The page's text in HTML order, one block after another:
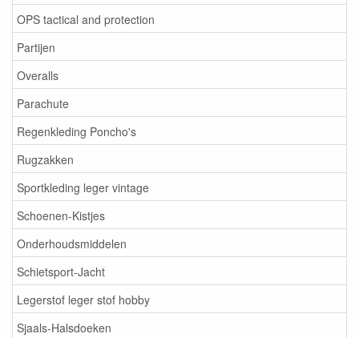
OPS tactical and protection
Partijen
Overalls
Parachute
Regenkleding Poncho's
Rugzakken
Sportkleding leger vintage
Schoenen-Kistjes
Onderhoudsmiddelen
Schietsport-Jacht
Legerstof leger stof hobby
Sjaals-Halsdoeken